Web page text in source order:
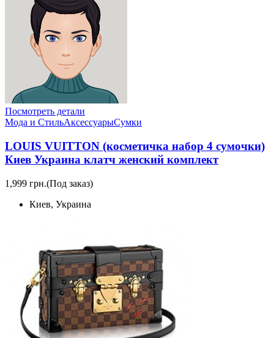
Посмотреть детали
Мода и СтильАксессуарыСумки
LOUIS VUITTON (косметичка набор 4 сумочки)
Киев Украина клатч женский комплект
1,999 грн.(Под заказ)
Киев, Украина